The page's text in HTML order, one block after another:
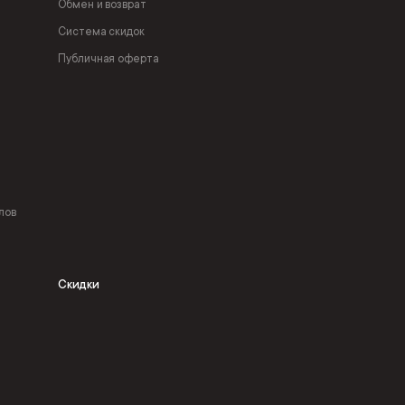
Обмен и возврат
Система скидок
Публичная оферта
Скидки